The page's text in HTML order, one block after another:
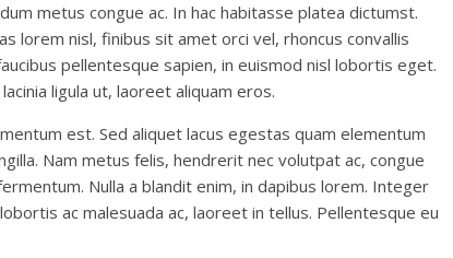
metus congue ac. In hac habitasse platea dictumst.
lorem nisl, finibus sit amet orci vel, rhoncus convallis
pellentesque sapien, in euismod nisl lobortis eget.
ligula ut, laoreet aliquam eros.
est. Sed aliquet lacus egestas quam elementum
Nam metus felis, hendrerit nec volutpat ac, congue
Nulla a blandit enim, in dapibus lorem. Integer
ac malesuada ac, laoreet in tellus. Pellentesque eu